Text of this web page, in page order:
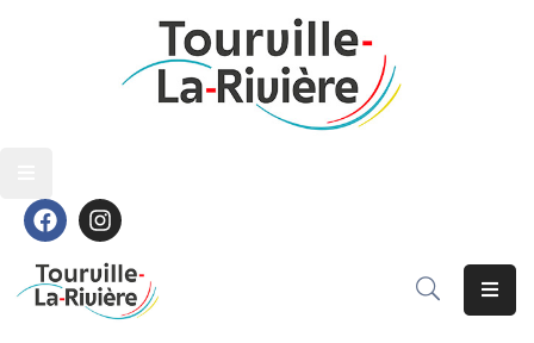
Découvrir
Grandir
S’épanouir
Contact
Grandir
S’épanouir
Contact